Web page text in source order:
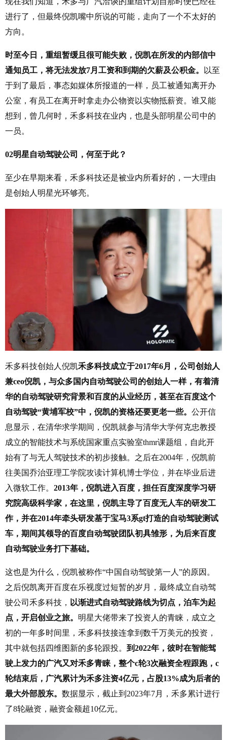
进行了，但最终倪凯嘴中所说的可能，走向了一个不太好的
方向。
时至今日，重组暂缓且很可能失败，倪凯在所发的内部信中
通知员工，将无法发放7月工资和到期的欠薪及公积金。
以至
于到了最后，事态如媒体所报道的一样，员工被通知离开办
公室，有员工在离开时拿走办公物资以实物抵薪资。谁又能
想到，曾几何时，禾多科技在业内，也是头部明星公司中的
一员。
02明星自动驾驶公司，何至于此？
至少在早期来看，禾多科技还是被业内所看好的，一大理由
是创始人明星光环够亮。
禾多科技创始人倪凯禾多科技成立于2017年6月，公司创始人
兼ceo倪凯，与众多国内自动驾驶公司的创始人一样，有着清
华的自动驾驶研究背景和百度的从业经历，甚至在百度这个
自动驾驶“黄埔军校”中，倪凯的资格还要更老一些。 公开信
息显示，在清华求学期间，倪凯就参与清华大学何克忠教授
成立的智能技术与系统国家重点实验室thmr课题组，自此开
始有了与无人驾驶技术的初步接触。之后在2004年，倪凯前
往美国乔治亚理工学院攻读计算机博士学位，并在毕业后进
入微软工作。 2013年，倪凯进入百度，担任百度深度学习研
究院高级科学家，在这里，倪凯主导了百度无人车的研发工
作，并在2014年牵头研发基于宝马3系gt打造的自动驾驶测试
车，期间其领导的百度自动驾驶团队初具雏形，为后来百度
自动驾驶业务打下基础。
这也是为什么，倪凯被称作“中国自动驾驶第一人”的原因。
之后倪凯离开百度在乐视度过短暂的岁月，最终成立自动驾
驶公司禾多科技， 以渐进式自动驾驶路线为切点，泊车为起
点，开启创业之旅。 明星大佬带来了投资人的青睐，成立之
初的一年多时间里，禾多科技接连拿到数千万美元的投资，
其中就包括四维图新的多轮跟投。 到2022年，彼时在智能驾
驶上发力的广汽又对禾多青睐，整个c轮3次融资全程跟跑，c
轮结束后，广汽累计为禾多注资4亿元，占股13%成为后者的
最大外部股东。 数据显示，截止到2023年7月，禾多累计进行
了8轮融资，融资金额超10亿元。